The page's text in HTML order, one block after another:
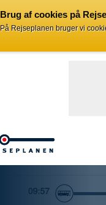
Brug af cookies på
På Rejseplanen bruger vi